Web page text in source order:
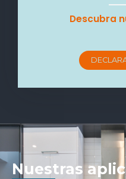
Descubra
Nuestras